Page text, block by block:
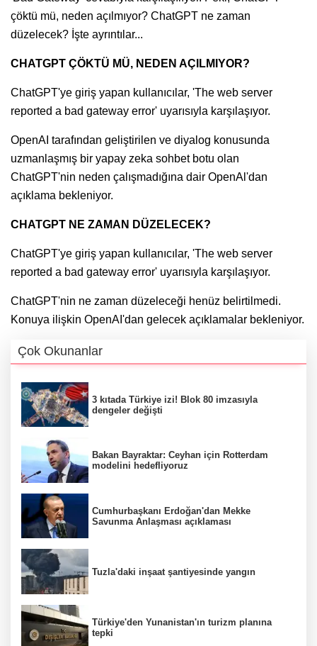
çöktü mü, neden açılmıyor? ChatGPT ne zaman
düzelecek? İşte ayrıntılar...
CHATGPT ÇÖKTÜ MÜ, NEDEN AÇILMIYOR?
ChatGPT'ye giriş yapan kullanıcılar, 'The web server
reported a bad gateway error' uyarısıyla karşılaşıyor.
OpenAI tarafından geliştirilen ve diyalog konusunda
uzmanlaşmış bir yapay zeka sohbet botu olan
ChatGPT'nin neden çalışmadığına dair OpenAl'dan
açıklama bekleniyor.
CHATGPT NE ZAMAN DÜZELECEK?
ChatGPT'ye giriş yapan kullanıcılar, 'The web server
reported a bad gateway error' uyarısıyla karşılaşıyor.
ChatGPT'nin ne zaman düzeleceği henüz belirtilmedi.
Konuya ilişkin OpenAI'dan gelecek açıklamalar bekleniyor.
Çok Okunanlar
3 kıtada Türkiye izi! Blok 80 imzasıyla
dengeler değişti
Bakan Bayraktar: Ceyhan için Rotterdam
modelini hedefliyoruz
Cumhurbaşkanı Erdoğan'dan Mekke
Savunma Anlaşması açıklaması
Tuzla'daki inşaat şantiyesinde yangın
Türkiye'den Yunanistan'ın turizm planına
tepki